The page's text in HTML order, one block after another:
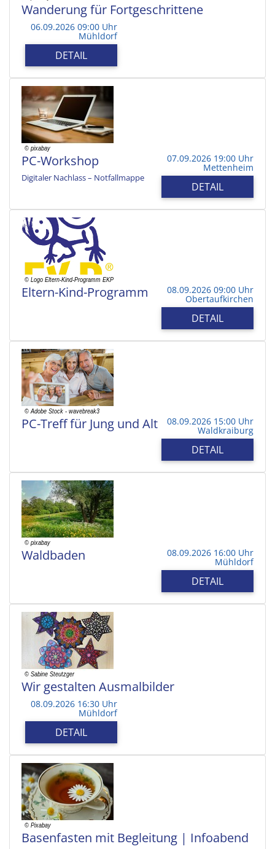
Wanderung für Fortgeschrittene
06.09.2026 09:00 Uhr
Mühldorf
DETAIL
PC-Workshop
Digitaler Nachlass – Notfallmappe
07.09.2026 19:00 Uhr
Mettenheim
DETAIL
Eltern-Kind-Programm 08.09.2026 09:00 Uhr
Obertaufkirchen
DETAIL
PC-Treff für Jung und Alt 08.09.2026 15:00 Uhr
Waldkraiburg
DETAIL
Waldbaden 08.09.2026 16:00 Uhr
Mühldorf
DETAIL
Wir gestalten Ausmalbilder
08.09.2026 16:30 Uhr
Mühldorf
DETAIL
Basenfasten mit Begleitung | Infoabend